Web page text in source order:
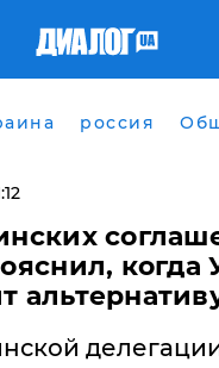
россия
когда